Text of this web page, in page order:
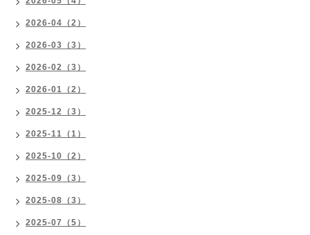
2026-04（2）
2026-03（3）
2026-02（3）
2026-01（2）
2025-12（3）
2025-11（1）
2025-10（2）
2025-09（3）
2025-08（3）
2025-07（5）